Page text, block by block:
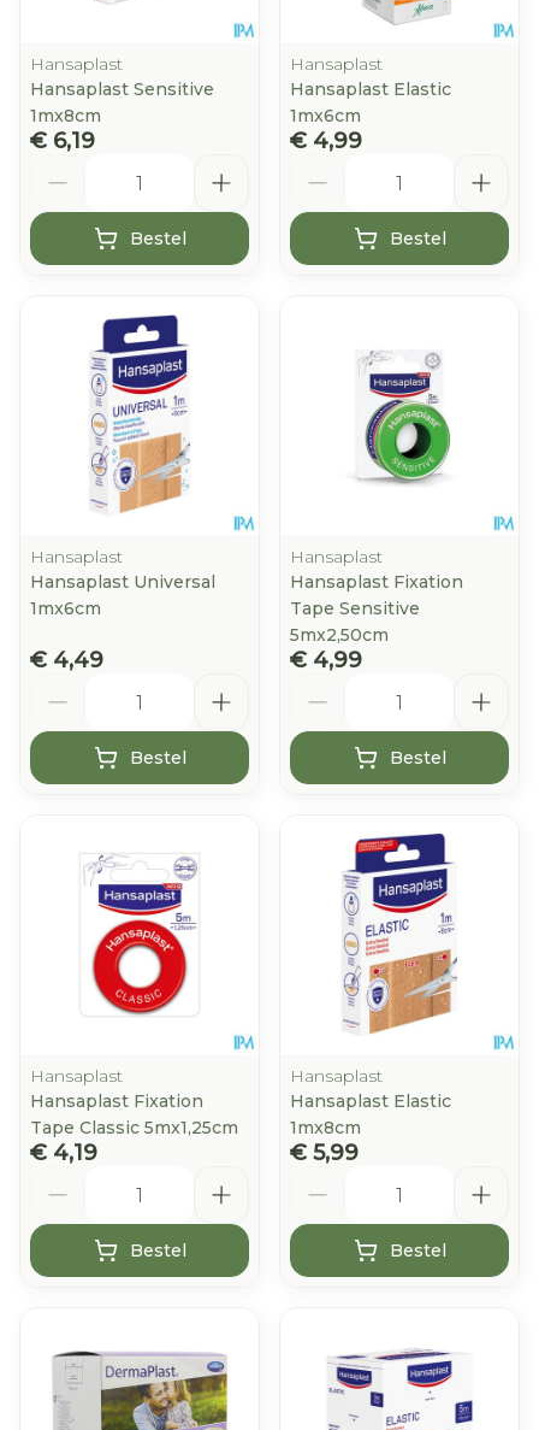
Hansaplast
Hansaplast Sensitive
1mx8cm
€ 6,19
Bestel
Hansaplast
Hansaplast Elastic
1mx6cm
€ 4,99
Bestel
Hansaplast
Hansaplast Universal
1mx6cm
€ 4,49
Bestel
Hansaplast
Hansaplast Fixation
Tape Sensitive
5mx2,50cm
€ 4,99
Bestel
Hansaplast
Hansaplast Fixation
Tape Classic 5mx1,25cm
€ 4,19
Bestel
Hansaplast
Hansaplast Elastic
1mx8cm
€ 5,99
Bestel